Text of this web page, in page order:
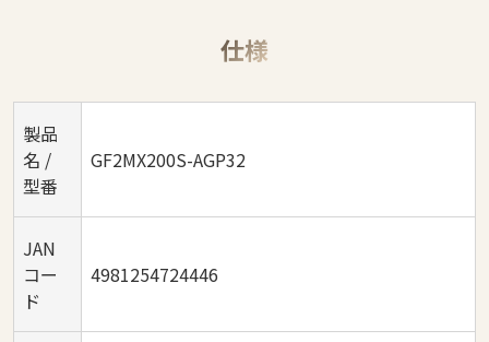
仕様
製品
名 /
型番
GF2MX200S-AGP32
JAN
コー
ド
4981254724446